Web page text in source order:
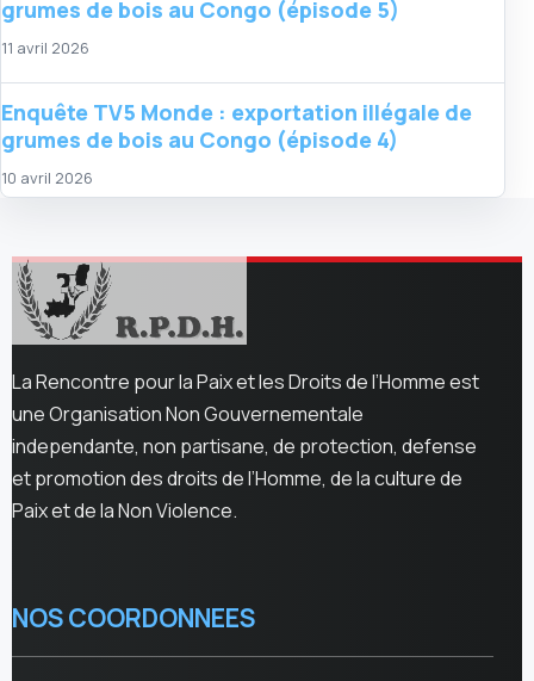
grumes de bois au Congo (épisode 5)
11 avril 2026
Enquête TV5 Monde : exportation illégale de
grumes de bois au Congo (épisode 4)
10 avril 2026
La Rencontre pour la Paix et les Droits de l’Homme est
une Organisation Non Gouvernementale
independante, non partisane, de protection, defense
et promotion des droits de l’Homme, de la culture de
Paix et de la Non Violence.
NOS COORDONNEES